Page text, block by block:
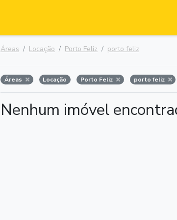
Áreas Locação Porto Feliz porto feliz
Áreas Locação Porto Feliz porto feliz
Nenhum imóvel